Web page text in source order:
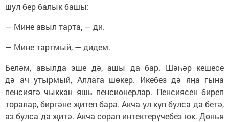
шул бер балык башы:
— Мине авыл тарта, — ди.
— Мине тартмый, — дидем.
Беләм, авылда эше дә, ашы да бар. Шәһәр кешесе
дә ач утырмый, Аллага шөкер. Икебез дә яңа гына
пенсиягә чыккан яшь пенсионерлар. Пенсиясен биреп
торалар, биргәне җитеп бара. Акча ул күп булса да бетә,
аз булса да җитә. Акча сорап интектерүчебез юк. Дөнья